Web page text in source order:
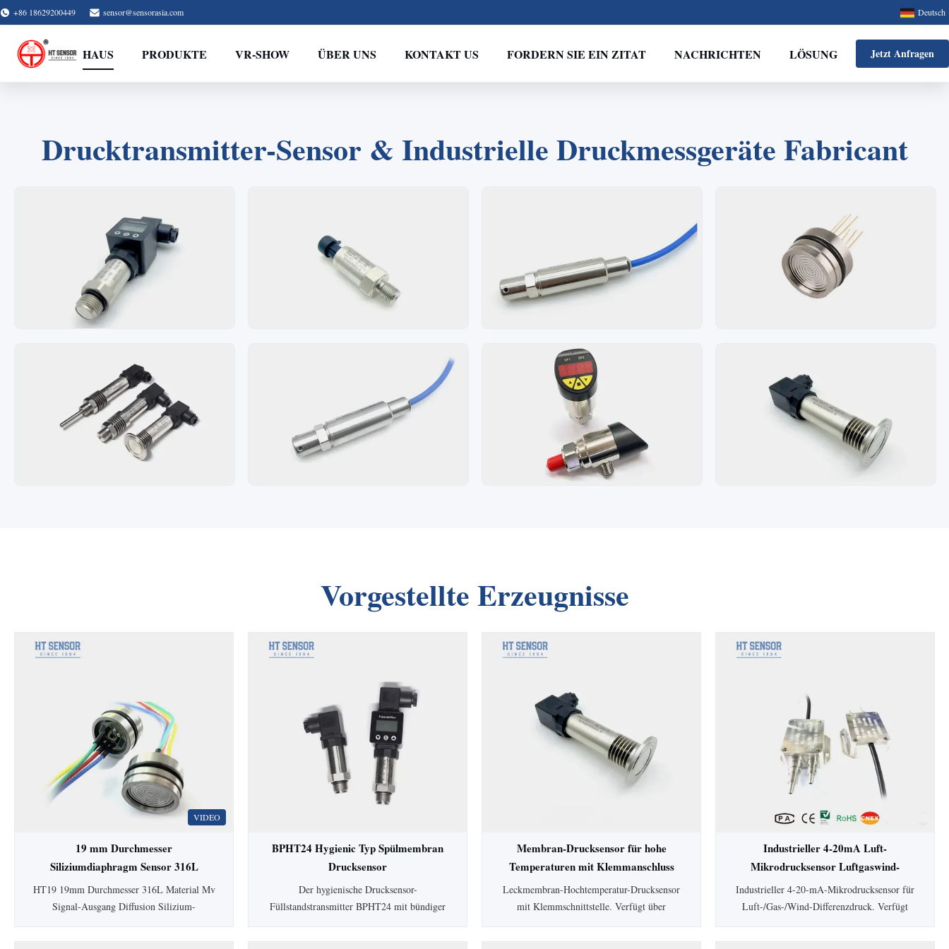
+86 18629200449 sensor@sensorasia.com Deutsch
HAUS PRODUKTE VR-SHOW ÜBER UNS KONTAKT US FORDERN SIE EIN ZITAT NACHRICHTEN LÖSUNG Jetzt Anfragen
1 2 4
Drucktransmitter-Sensor & Industrielle Druckmessgeräte Fabricant
Vorgestellte Erzeugnisse
VIDEO
19 mm Durchmesser
Siliziumdiaphragm Sensor 316L
Piezoresistiver Drucksensor
HT19 19mm Durchmesser 316L Material Mv
Signal-Ausgang Diffusion Silizium-
BPHT24 Hygienic Typ Spülmembran
Drucksensor
Füllstandsdrucktransmitter
Der hygienische Drucksensor-
Füllstandstransmitter BPHT24 mit bündiger
Membran-Drucksensor für hohe
Temperaturen mit Klemmanschluss
Drucktransmitter
Leckmembran-Hochtemperatur-Drucksensor
mit Klemmschnittstelle. Verfügt über
Industrieller 4-20mA Luft-
Mikrodrucksensor Luftgaswind-
Differenzdrucktransmitter
Industrieller 4-20-mA-Mikrodrucksensor für
Luft-/Gas-/Wind-Differenzdruck. Verfügt